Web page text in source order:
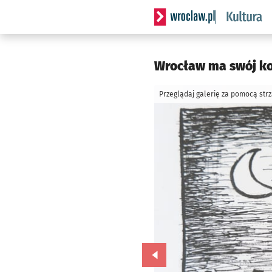
Serwis informacyjny
Wrocław ma swój
Przeglądaj galerię za pomocą
Przejdź do poprzedniego